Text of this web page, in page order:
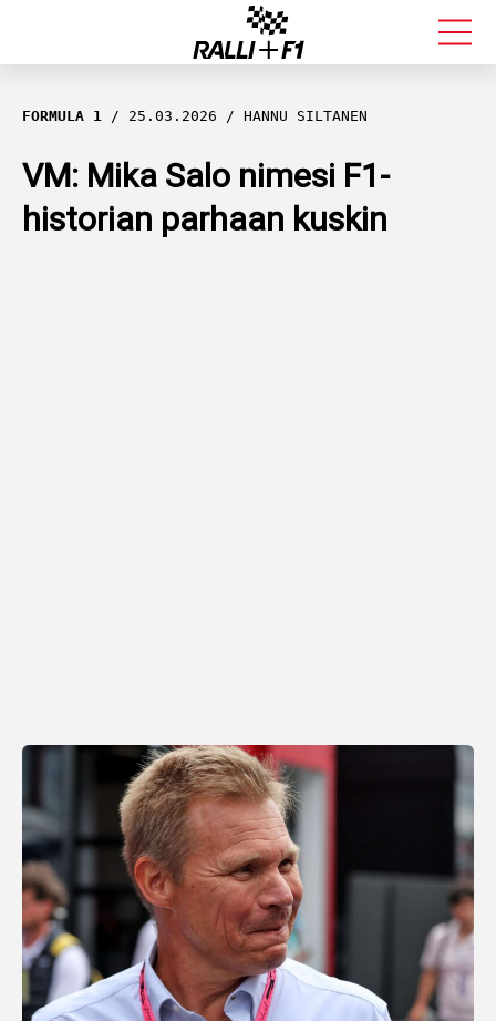
FORMULA 1
RALLI
KALLE ROVANPERÄ
FORMULA 1 25.03.2026 HANNU SILTANEN
VM: Mika Salo nimesi F1-
historian parhaan kuskin